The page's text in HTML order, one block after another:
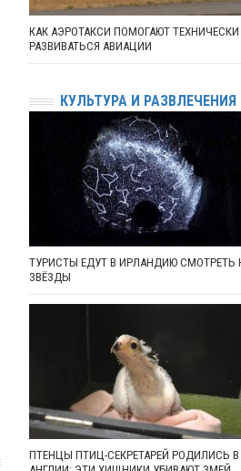
КАК АЭРОТАКСИ ПОМОГАЮТ ТЕХНИЧЕСКИ
РАЗВИВАТЬСЯ АВИАЦИИ
КУЛЬТУРА И РАЗВЛЕЧЕНИЯ
ТУРИСТЫ ЕДУТ В ИРЛАНДИЮ СМОТРЕТЬ
ЗВЁЗДЫ
ПТЕНЦЫ ПТИЦ-СЕКРЕТАРЕЙ РОДИЛИСЬ В